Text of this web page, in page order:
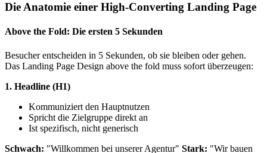
Die Anatomie einer High-Converting Landing Page
Above the Fold: Die ersten 5 Sekunden
Besucher entscheiden in 5 Sekunden, ob sie bleiben oder gehen.
Das Landing Page Design above the fold muss sofort überzeugen:
1. Headline (H1)
Kommuniziert den Hauptnutzen
Spricht die Zielgruppe direkt an
Ist spezifisch, nicht generisch
Schwach: "Willkommen bei unserer Agentur" Stark: "Wir bauen